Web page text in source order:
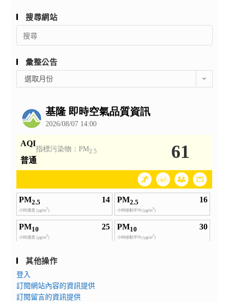
搜尋網站
Search
for:
彙整公告
整
選取月份
其他操作
登入
訂閱網站內容的資訊提供
訂閱留言的資訊提供